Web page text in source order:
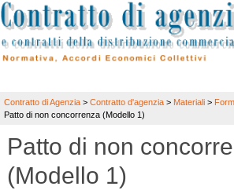
Contratto di Agenzia > Contratto d'agenzia > Materiali >
Patto di non concorrenza (Modello 1)
Patto di non
(Modello 1)